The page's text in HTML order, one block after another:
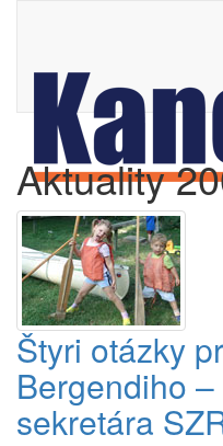
Aktuality
Štyri otázky
Bergendiho
sekretára